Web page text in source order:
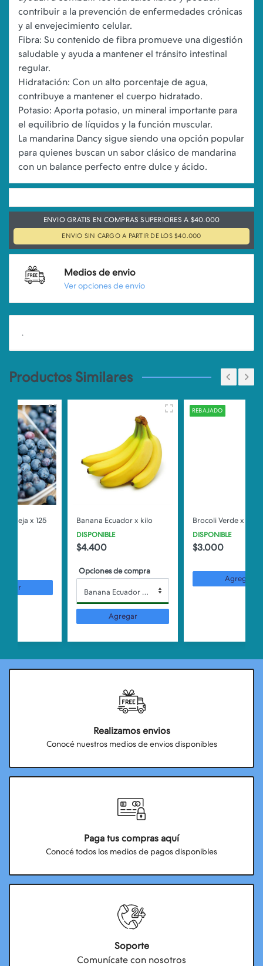
contribuir a la prevención de enfermedades crónicas
y al envejecimiento celular.
Fibra: Su contenido de fibra promueve una digestión
saludable y ayuda a mantener el tránsito intestinal
regular.
Hidratación: Con un alto porcentaje de agua,
contribuye a mantener el cuerpo hidratado.
Potasio: Aporta potasio, un mineral importante para
el equilibrio de líquidos y la función muscular.
La mandarina Dancy sigue siendo una opción popular
para quienes buscan un sabor clásico de mandarina
ENVIO GRATIS EN COMPRAS SUPERIORES A $40.000
ENVIO SIN CARGO A PARTIR DE LOS $40.000
Medios de envio
Ver opciones de envio
.
Productos Similares
Banana Ecuador x kilo
Opciones de compra
Banana Ecuador x kilo
REBAJADO
Brocoli Verde x unidad
Realizamos envios
Conocé nuestros medios de envios disponibles
Paga tus compras aquí
Conocé todos los medios de pagos disponibles
Soporte
Comunícate con nosotros